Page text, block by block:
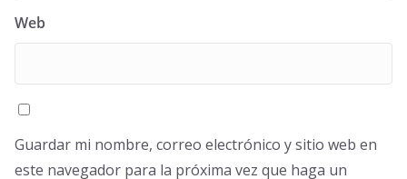
Web
Guardar mi nombre, correo electrónico y sitio web en
este navegador para la próxima vez que haga un